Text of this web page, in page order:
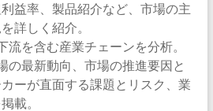
益率、製品紹介など、市場の主
詳しく紹介。
を含む産業チェーンを分析。
の最新動向、市場の推進要因と
ーが直面する課題とリスク、業
載。